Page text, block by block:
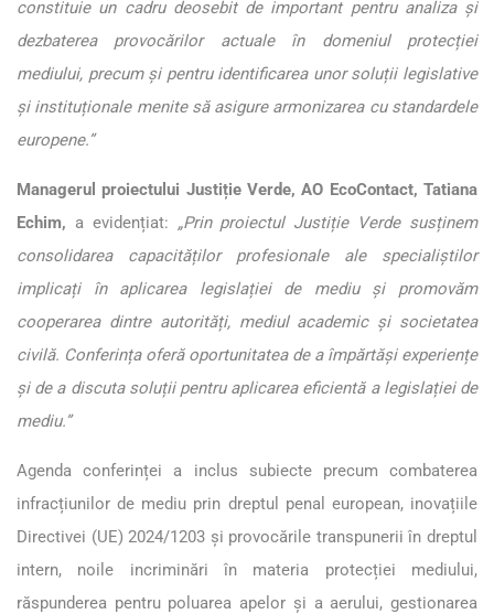
constituie un cadru deosebit de important pentru analiza și
dezbaterea provocărilor actuale în domeniul protecției
mediului, precum și pentru identificarea unor soluții legislative
și instituționale menite să asigure armonizarea cu standardele
europene.”
Managerul proiectului Justiție Verde, AO EcoContact, Tatiana
Echim, a evidențiat: „Prin proiectul Justiție Verde susținem
consolidarea capacităților profesionale ale specialiștilor
implicați în aplicarea legislației de mediu și promovăm
cooperarea dintre autorități, mediul academic și societatea
civilă. Conferința oferă oportunitatea de a împărtăși experiențe
și de a discuta soluții pentru aplicarea eficientă a legislației de
mediu.”
Agenda conferinței a inclus subiecte precum combaterea
infracțiunilor de mediu prin dreptul penal european, inovațiile
Directivei (UE) 2024/1203 și provocările transpunerii în dreptul
intern, noile incriminări în materia protecției mediului,
răspunderea pentru poluarea apelor și a aerului, gestionarea